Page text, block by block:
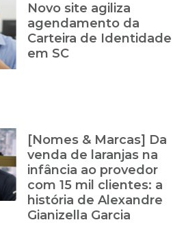
Novo site agiliza
agendamento da
Carteira de Identidade
em SC
[Nomes & Marcas] Da
venda de laranjas na
infância ao provedor
com 15 mil clientes: a
história de Alexandre
Gianizella Garcia